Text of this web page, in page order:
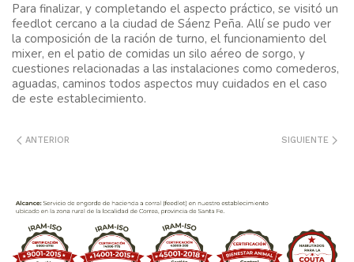
Para finalizar, y completando el aspecto práctico, se visitó un
feedlot cercano a la ciudad de Sáenz Peña. Allí se pudo ver
la composición de la ración de turno, el funcionamiento del
mixer, en el patio de comidas un silo aéreo de sorgo, y
cuestiones relacionadas a las instalaciones como comederos,
aguadas, caminos todos aspectos muy cuidados en el caso
de este establecimiento.
ANTERIOR SIGUIENTE